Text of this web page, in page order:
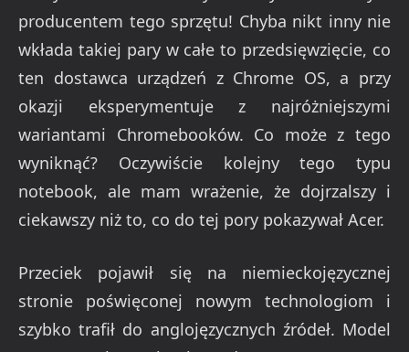
producentem tego sprzętu! Chyba nikt inny nie
wkłada takiej pary w całe to przedsięwzięcie, co
ten dostawca urządzeń z Chrome OS, a przy
okazji eksperymentuje z najróżniejszymi
wariantami Chromebooków. Co może z tego
wyniknąć? Oczywiście kolejny tego typu
notebook, ale mam wrażenie, że dojrzalszy i
ciekawszy niż to, co do tej pory pokazywał Acer.
Przeciek pojawił się na niemieckojęzycznej
stronie poświęconej nowym technologiom i
szybko trafił do anglojęzycznych źródeł. Model